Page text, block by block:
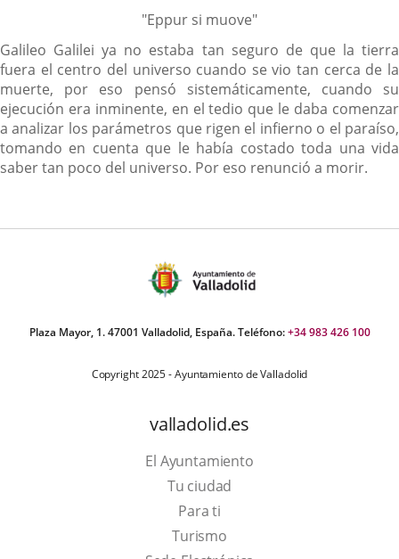
"Eppur si muove"
Galileo Galilei ya no estaba tan seguro de que la tierra
fuera el centro del universo cuando se vio tan cerca de la
muerte, por eso pensó sistemáticamente, cuando su
ejecución era inminente, en el tedio que le daba comenzar
a analizar los parámetros que rigen el infierno o el paraíso,
tomando en cuenta que le había costado toda una vida
saber tan poco del universo. Por eso renunció a morir.
Plaza Mayor, 1. 47001 Valladolid, España. Teléfono:+34 983 426 100
Copyright 2025 - Ayuntamiento de Valladolid
valladolid.es
El Ayuntamiento
Tu ciudad
Para ti
TurismoThis